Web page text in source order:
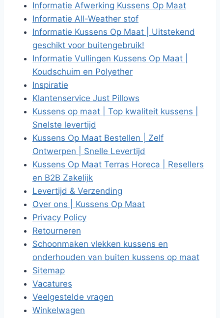
Informatie Afwerking Kussens Op Maat
Informatie All-Weather stof
Informatie Kussens Op Maat | Uitstekend
geschikt voor buitengebruik!
Informatie Vullingen Kussens Op Maat |
Koudschuim en Polyether
Inspiratie
Klantenservice Just Pillows
Kussens op maat | Top kwaliteit kussens |
Snelste levertijd
Kussens Op Maat Bestellen | Zelf
Ontwerpen | Snelle Levertijd
Kussens Op Maat Terras Horeca | Resellers
en B2B Zakelijk
Levertijd & Verzending
Over ons | Kussens Op Maat
Privacy Policy
Retourneren
Schoonmaken vlekken kussens en
onderhouden van buiten kussens op maat
Sitemap
Vacatures
Veelgestelde vragen
Winkelwagen